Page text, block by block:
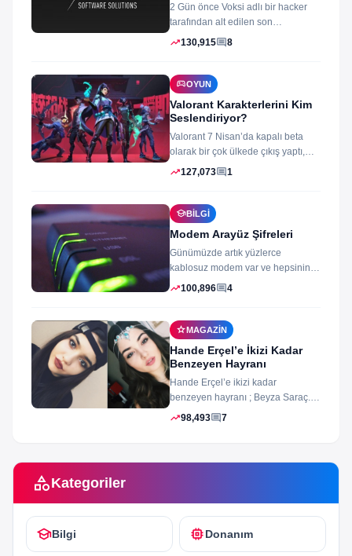
2 Gün önce Voksi adlı bir hacker
tarafından alt edilen son
dönemlerin yıkılmaz korsan
trending_up130,915comment8
sports_esportsOYUN
Valorant Karakterlerini Kim
Seslendiriyor?
Valorant 7 Nisan’da kapalı beta
olarak bir çok ülkede çıkış yaptı,
oyun izleyenler ve oynayanlar...
trending_up127,073comment1
schoolBILGI
Modem Arayüz Şifreleri
Günümüzde artık yüzlerce
kablosuz modem var ve hepsinin
arayüz şifleri ve arayüzü farklı
trending_up100,896comment4
starMAGAZIN
Hande Erçel’e İkizi Kadar
Benzeyen Hayranı
Hande Erçel’e ikizi kadar
benzeyen hayranı ; Beyza Saraç.
Son zamanlarda Hande Erçel’e
trending_up98,493comment7
categoryKategoriler
schoolBilgi memoryDonanım